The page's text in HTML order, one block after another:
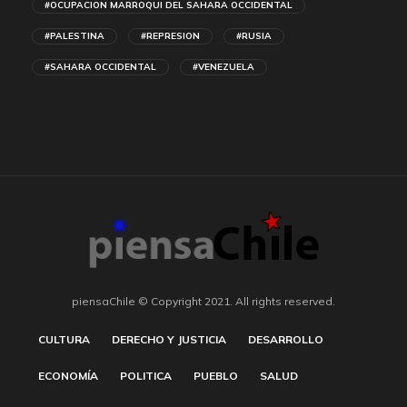
#OCUPACION MARROQUI DEL SAHARA OCCIDENTAL
#PALESTINA #REPRESION #RUSIA
#SAHARA OCCIDENTAL #VENEZUELA
piensaChile © Copyright 2021. All rights reserved.
CULTURA DERECHO Y JUSTICIA DESARROLLO
ECONOMÍA POLITICA PUEBLO SALUD